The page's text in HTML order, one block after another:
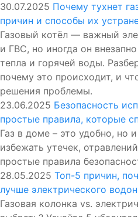
30.07.2025 Почему тухнет
причин и способы их
Газовый котёл — важный
и ГВС, но иногда он
тепла и горячей воды.
почему это происходит, и
решения проблемы.
23.06.2025 Безопасность
простые правила, которые
Газ в доме – это удобно, но
избежать утечек,
простые правила
28.05.2025 Топ-5 причин,
лучше электрического
Газовая колонка vs.